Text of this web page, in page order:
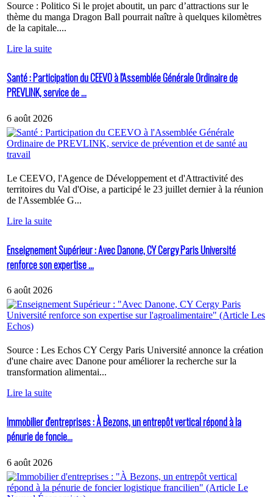
Source : Politico Si le projet aboutit, un parc d’attractions sur le
thème du manga Dragon Ball pourrait naître à quelques kilomètres
de la capitale....
Lire la suite
Santé : Participation du CEEVO à l'Assemblée Générale Ordinaire de
PREVLINK, service de ...
6 août 2026
Le CEEVO, l'Agence de Développement et d'Attractivité des
territoires du Val d'Oise, a participé le 23 juillet dernier à la réunion
de l'Assemblée G...
Lire la suite
Enseignement Supérieur : Avec Danone, CY Cergy Paris Université
renforce son expertise ...
6 août 2026
Source : Les Echos CY Cergy Paris Université annonce la création
d'une chaire avec Danone pour améliorer la recherche sur la
transformation alimentai...
Lire la suite
Immobilier d'entreprises : À Bezons, un entrepôt vertical répond à la
pénurie de foncie...
6 août 2026